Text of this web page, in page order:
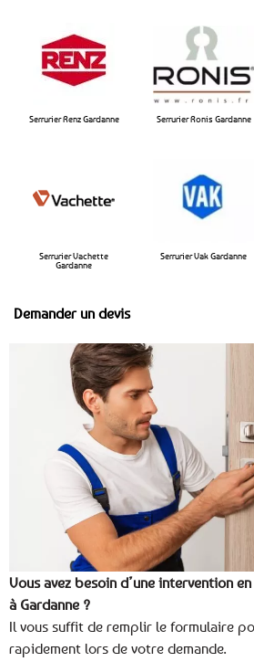
Serrurier Renz Gardanne Serrurier Ronis Gardanne
Serrurier Vachette
Gardanne
Serrurier Vak Gardanne
Demander un devis
Vous avez besoin d’une intervention
à Gardanne ?
Il vous suffit de remplir le formulaire
rapidement lors de votre demande.